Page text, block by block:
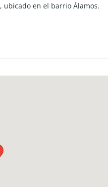
ubicado en el barrio Álamos.
la ciudad.
de TV, portería.